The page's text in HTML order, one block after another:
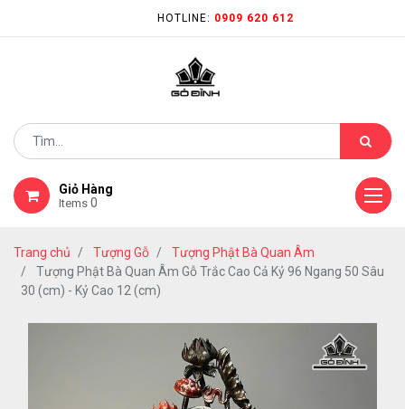
HOTLINE: 0909 620 612
Giỏ Hàng
Items 0
Trang chủ Tượng Gỗ
Tượng Phật Bà Quan Âm
Tượng Phật Bà Quan Âm Gỗ Trắc Cao Cả Kỷ 96 Ngang 50 Sâu
30 (cm) - Kỷ Cao 12 (cm)